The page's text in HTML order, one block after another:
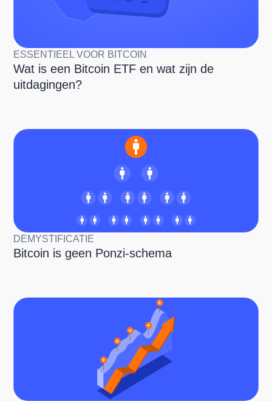
ESSENTIEEL VOOR BITCOIN
Wat is een Bitcoin ETF en wat zijn de
uitdagingen?
DEMYSTIFICATIE
Bitcoin is geen Ponzi-schema